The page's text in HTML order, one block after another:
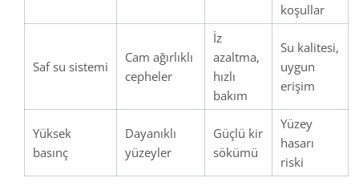
koşullar
Saf su sistemi
Cam ağırlıklı
cepheler
İz
azaltma,
hızlı
bakım
Su kalitesi,
uygun
erişim
Yüksek
basınç
Dayanıklı
yüzeyler
Güçlü kir
sökümü
Yüzey
hasarı
riski